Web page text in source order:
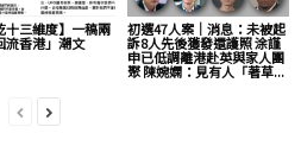
十三維度】一稿兩
流香港」潮文
初選47人案｜消息：未被起
訴8人先後獲發還護照 涂謹
申已低調離港赴英與家人團
聚 陳婉嫻：見有人「著草...